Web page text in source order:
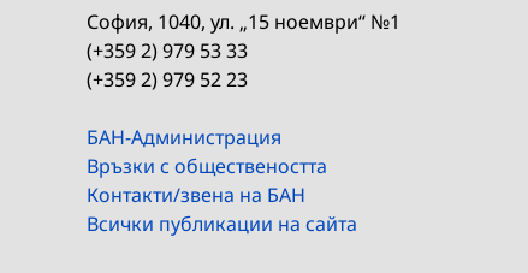
София, 1040, ул. „15 ноември“ №1
(+359 2) 979 53 33
(+359 2) 979 52 23
БАН-Администрация
Връзки с обществеността
Контакти/звена на БАН
Всички публикации на сайта